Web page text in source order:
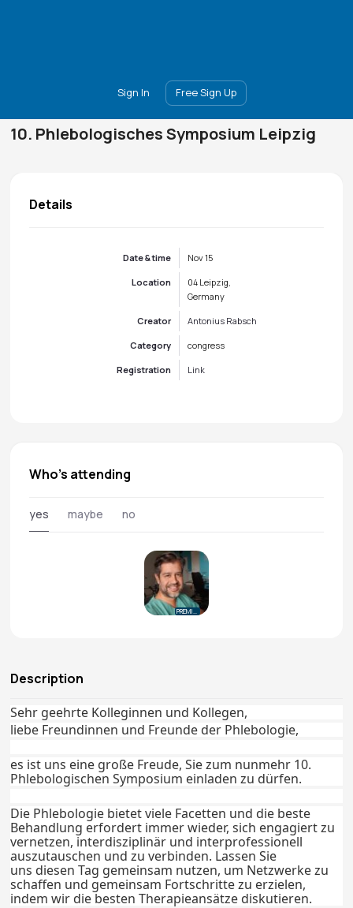
Sign In Free Sign Up
10. Phlebologisches Symposium Leipzig
Details
Date & time Nov 15
Location
04 Leipzig,
Germany
Creator Antonius Rabsch
Category congress
Registration Link
Who's attending
yes maybe no
Description
Sehr geehrte Kolleginnen und Kollegen,
liebe Freundinnen und Freunde der Phlebologie,
es ist uns eine große Freude, Sie zum nunmehr 10.
Phlebologischen Symposium einladen zu dürfen.
Die Phlebologie bietet viele Facetten und die beste
Behandlung erfordert immer wieder, sich engagiert zu
vernetzen, interdisziplinär und interprofessionell
auszutauschen und zu verbinden. Lassen Sie
uns diesen Tag gemeinsam nutzen, um Netzwerke zu
schaffen und gemeinsam Fortschritte zu erzielen,
indem wir die besten Therapieansätze diskutieren.